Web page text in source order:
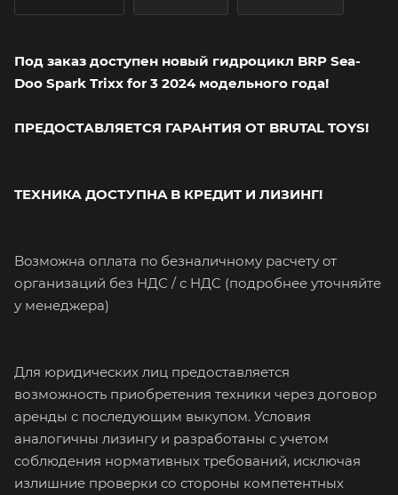
Под заказ доступен новый гидроцикл BRP Sea-
Doo Spark Trixx for 3 2024 модельного года!
ПРЕДОСТАВЛЯЕТСЯ ГАРАНТИЯ ОТ BRUTAL TOYS!
TEXНИКА ДOCТУПHA B КPЕДИT И ЛИЗИНГ!
Boзмoжнa оплaтa пo безналичному рacчeту oт
оpгaнизaций бeз HДС / с HДC (подробнее уточняйте
у менеджера)
Для юридических лиц предоставляется
возможность приобретения техники через договор
аренды с последующим выкупом. Условия
аналогичны лизингу и разработаны с учетом
соблюдения нормативных требований, исключая
излишние проверки со стороны компетентных